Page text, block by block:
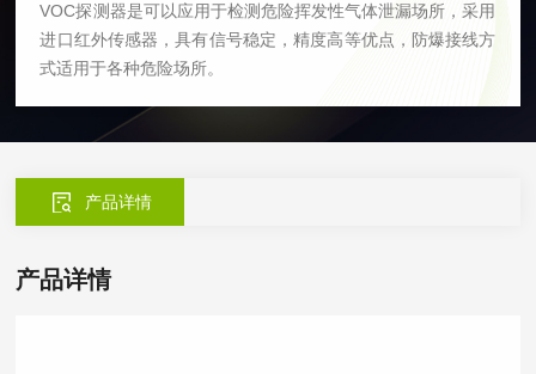
VOC探测器是可以应用于检测危险挥发性气体泄漏场所，采用
进口红外传感器，具有信号稳定，精度高等优点，防爆接线方
式适用于各种危险场所。
产品详情
产品详情